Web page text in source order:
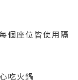
個座位皆使用隔
吃火鍋